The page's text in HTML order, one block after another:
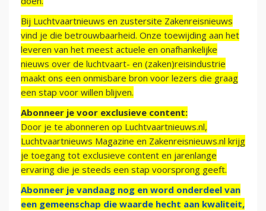
Bij Luchtvaartnieuws en zustersite Zakenreisnieuws
vind je die betrouwbaarheid. Onze toewijding aan het
leveren van het meest actuele en onafhankelijke
nieuws over de luchtvaart- en (zaken)reisindustrie
maakt ons een onmisbare bron voor lezers die graag
een stap voor willen blijven.
Abonneer je voor exclusieve content:
Door je te abonneren op Luchtvaartnieuws.nl,
Luchtvaartnieuws Magazine en Zakenreisnieuws.nl krijg
je toegang tot exclusieve content en jarenlange
ervaring die je steeds een stap voorsprong geeft.
Abonneer je vandaag nog en word onderdeel van
een gemeenschap die waarde hecht aan kwaliteit,